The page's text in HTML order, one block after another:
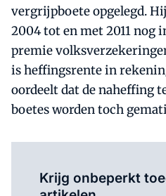
vergrijpboete opgelegd.
2004 tot en met 2011 nog
premie
is heffingsrente in
oordeelt dat de naheffing
boetes worden toch
Krijg onbeperkt